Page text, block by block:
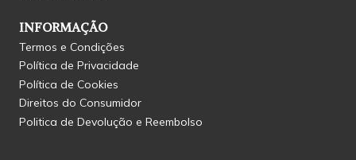
INFORMAÇÃO
Termos e Condições
Política de Privacidade
Política de Cookies
Direitos do Consumidor
Politica de Devolução e Reembolso